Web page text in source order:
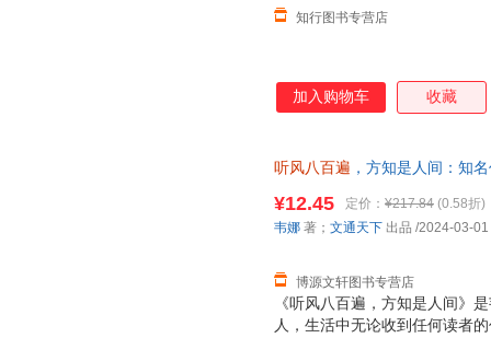
知行图书专营店
加入购物车 收藏
听风八百遍 ，方知是人间：知
理由退换】
《听风八百遍，方知是人间》
人，生活中无论收到任何读者
¥12.45 定价： ¥217.84 (0.58折)
博源文轩图书专营店
韦娜 著； 文通天下 出品 /2024-03-01